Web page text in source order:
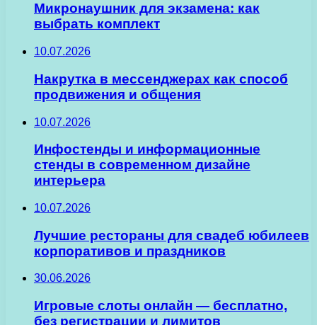
Микронаушник для экзамена: как
выбрать комплект
10.07.2026
Накрутка в мессенджерах как способ
продвижения и общения
10.07.2026
Инфостенды и информационные
стенды в современном дизайне
интерьера
10.07.2026
Лучшие рестораны для свадеб юбилеев
корпоративов и праздников
30.06.2026
Игровые слоты онлайн — бесплатно,
без регистрации и лимитов